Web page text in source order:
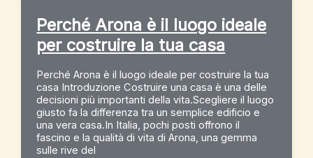
Perché Arona è il luogo ideale
per costruire la tua casa
Perché Arona è il luogo ideale per costruire la tua
casa Introduzione Costruire una casa è una delle
decisioni più importanti della vita.Scegliere il luogo
giusto fa la differenza tra un semplice edificio e
una vera casa.In Italia, pochi posti offrono il
fascino e la qualità di vita di Arona, una gemma
sulle rive del